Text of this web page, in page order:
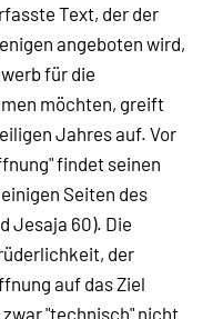
Text, der der
angeboten wird,
für die
möchten, greift
Jahres auf. Vor
findet seinen
Seiten des
Jesaja 60). Die
der
auf das Ziel
"technisch" nicht